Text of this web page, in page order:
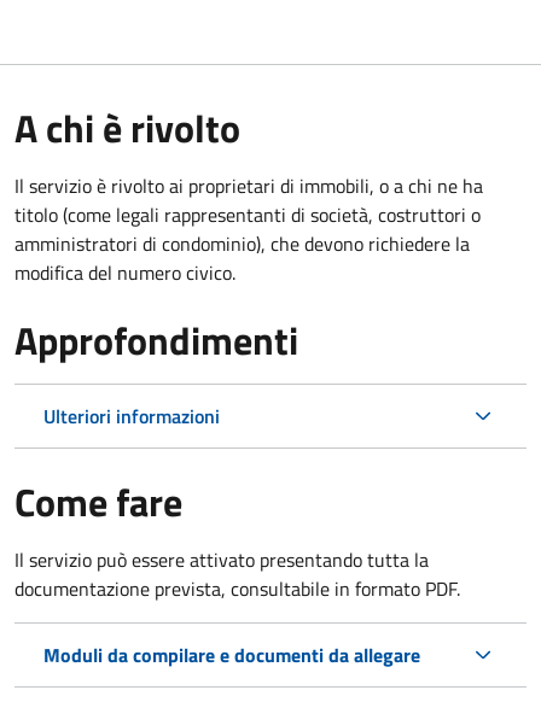
A chi è rivolto
Il servizio è rivolto ai proprietari di immobili, o a chi ne ha
titolo (come legali rappresentanti di società, costruttori o
amministratori di condominio), che devono richiedere la
modifica del numero civico.
Approfondimenti
Ulteriori informazioni
Come fare
Il servizio può essere attivato presentando tutta la
documentazione prevista, consultabile in formato PDF.
Moduli da compilare e documenti da allegare